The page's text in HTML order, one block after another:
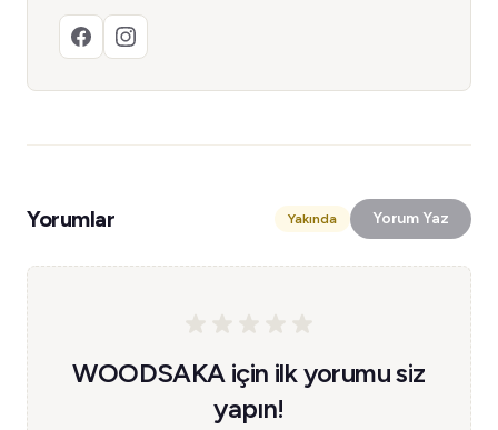
Yorumlar Yakında Yorum Yaz
WOODSAKA için ilk yorumu siz
yapın!